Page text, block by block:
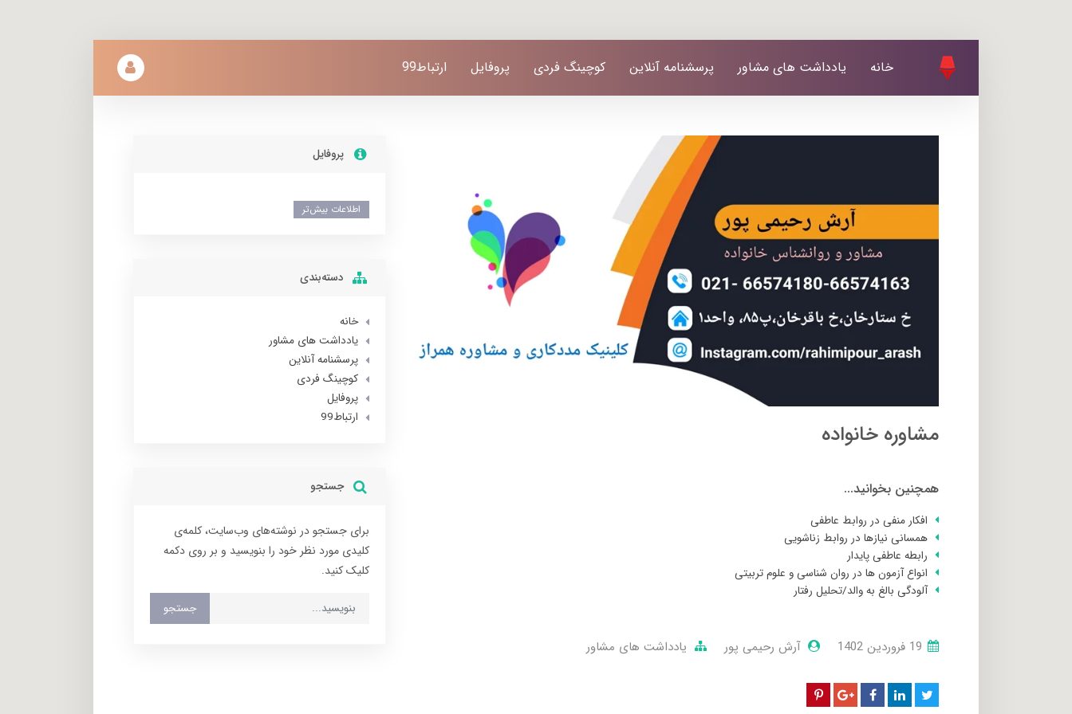
خانه یادداشت های مشاور پرسشنامه آنلاین کوچینگ فردی پروفایل ارتباط99
مشاوره خانواده
همچنین بخوانید...
افکار منفی در روابط عاطفی
همسانی نیازها در روابط زناشویی
رابطه عاطفی پایدار
انواع آزمون ها در روان شناسی و علوم تربیتی
آلودگی بالغ به والد/تحلیل رفتار
آرش رحیمی پور یادداشت های مشاور
پروفایل
اطلاعات بیش‌تر
دسته‌بندی
خانه
یادداشت های مشاور
پرسشنامه آنلاین
کوچینگ فردی
پروفایل
ارتباط99
جستجو
برای جستجو در نوشته‌های وب‌سایت، کلمه‌ی
کلیدی مورد نظر خود را بنویسید و بر روی دکمه
کلیک کنید.
جستجو